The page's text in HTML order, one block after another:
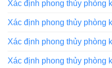
Xác định phong thủy phòng
Xác định phong thủy phòng
Xác định phong thủy phòng
Xác định phong thủy phòng